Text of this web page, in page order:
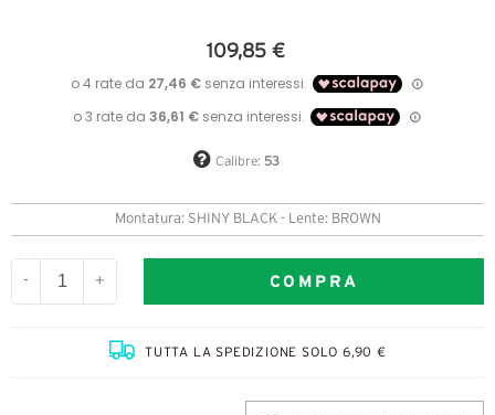
109,85 €
Calibre: 53
Montatura: SHINY BLACK - Lente: BROWN
- + COMPRA
TUTTA LA SPEDIZIONE SOLO 6,90 €